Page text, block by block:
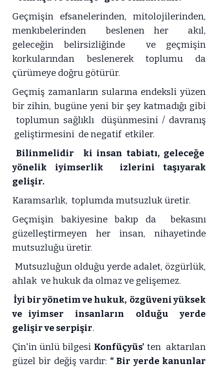
Geçmişin efsanelerinden, mitolojilerinden,
menkıbelerinden beslenen her akıl,
geleceğin belirsizliğinde ve geçmişin
korkularından beslenerek toplumu da
çürümeye doğru götürür.
Geçmiş zamanların sularına endeksli yüzen
bir zihin, bugüne yeni bir şey katmadığı gibi
toplumun sağlıklı düşünmesini / davranış
geliştirmesini de negatif etkiler.
Bilinmelidir
ki insan tabiatı, geleceğe
yönelik iyimserlik izlerini taşıyarak
gelişir.
Karamsarlık, toplumda mutsuzluk üretir.
Geçmişin bakiyesine bakıp da bekasını
güzelleştirmeyen her insan, nihayetinde
mutsuzluğu üretir.
Mutsuzluğun olduğu yerde adalet, özgürlük,
ahlak ve hukuk da olmaz ve gelişemez.
İyi bir yönetim ve hukuk, özgüveni yüksek
ve iyimser insanların olduğu yerde
gelişir ve serpişir.
Çin'in ünlü bilgesi Konfüçyüs' ten aktarılan
güzel bir değiş vardır: “ Bir yerde kanunlar